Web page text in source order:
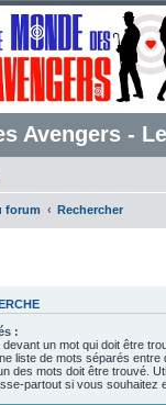
Avengers -
forum Rechercher
:
un mot qui doit être
liste de mots séparés entre
des mots doit être trouvé.
partout si vous souhaitez